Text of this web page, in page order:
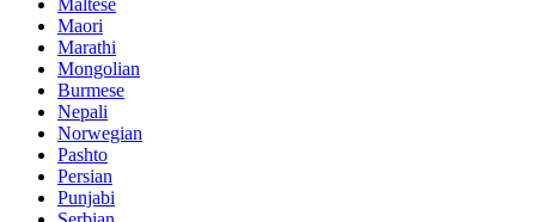
Maltese
Maori
Marathi
Mongolian
Burmese
Nepali
Norwegian
Pashto
Persian
Punjabi